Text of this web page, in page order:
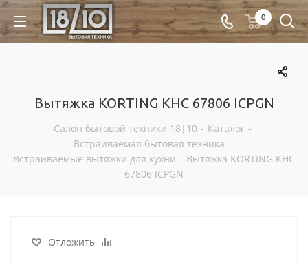
0
Вытяжка KORTING KHC 67806 ICPGN
Салон бытовой техники 18|10 - Каталог -
Встраиваемая бытовая техника -
Встраиваемые вытяжки для кухни - Вытяжка KORTING KHC
67806 ICPGN
Отложить